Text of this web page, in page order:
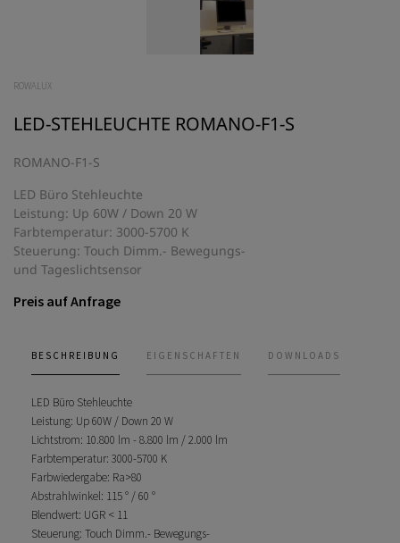
ROWALUX
LED-STEHLEUCHTE ROMANO-F1-S
ROMANO-F1-S
LED Büro Stehleuchte
Leistung: Up 60W / Down 20 W
Farbtemperatur: 3000-5700 K
Steuerung: Touch Dimm.- Bewegungs-
und Tageslichtsensor
Preis auf Anfrage
BESCHREIBUNG EIGENSCHAFTEN DOWNLOADS
LED Büro Stehleuchte
Leistung: Up 60W / Down 20 W
Lichtstrom: 10.800 lm - 8.800 lm / 2.000 lm
Farbtemperatur: 3000-5700 K
Farbwiedergabe: Ra>80
Abstrahlwinkel: 115 ° / 60 °
Blendwert: UGR < 11
Steuerung: Touch Dimm.- Bewegungs-